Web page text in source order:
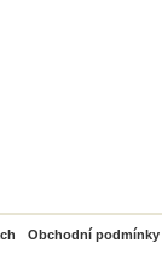
Obchodní podmínky
PayPal